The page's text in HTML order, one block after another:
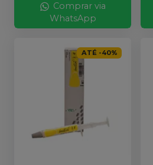
Comprar via
WhatsApp
ATÉ -40%